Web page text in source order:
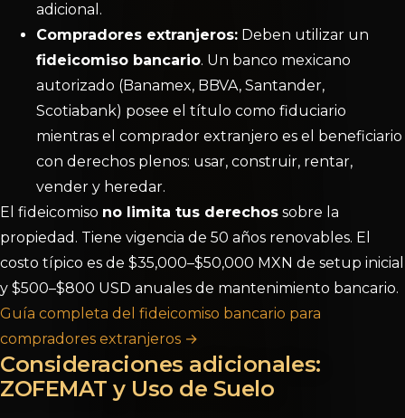
adicional.
Compradores extranjeros: Deben utilizar un
fideicomiso bancario. Un banco mexicano
autorizado (Banamex, BBVA, Santander,
Scotiabank) posee el título como fiduciario
mientras el comprador extranjero es el beneficiario
con derechos plenos: usar, construir, rentar,
vender y heredar.
El fideicomiso no limita tus derechos sobre la
propiedad. Tiene vigencia de 50 años renovables. El
costo típico es de $35,000–$50,000 MXN de setup inicial
y $500–$800 USD anuales de mantenimiento bancario.
Guía completa del fideicomiso bancario para
compradores extranjeros →
Consideraciones adicionales:
ZOFEMAT y Uso de Suelo